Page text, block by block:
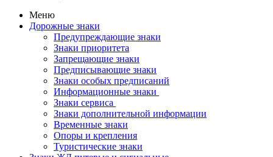
Меню
Дорожные знаки
Предупреждающие знаки
Знаки приоритета
Запрещающие знаки
Предписывающие знаки
Знаки особых предписаний
Информационные знаки
Знаки сервиса
Знаки дополнительной информации
Временные знаки
Опоры и крепления
Туристические знаки